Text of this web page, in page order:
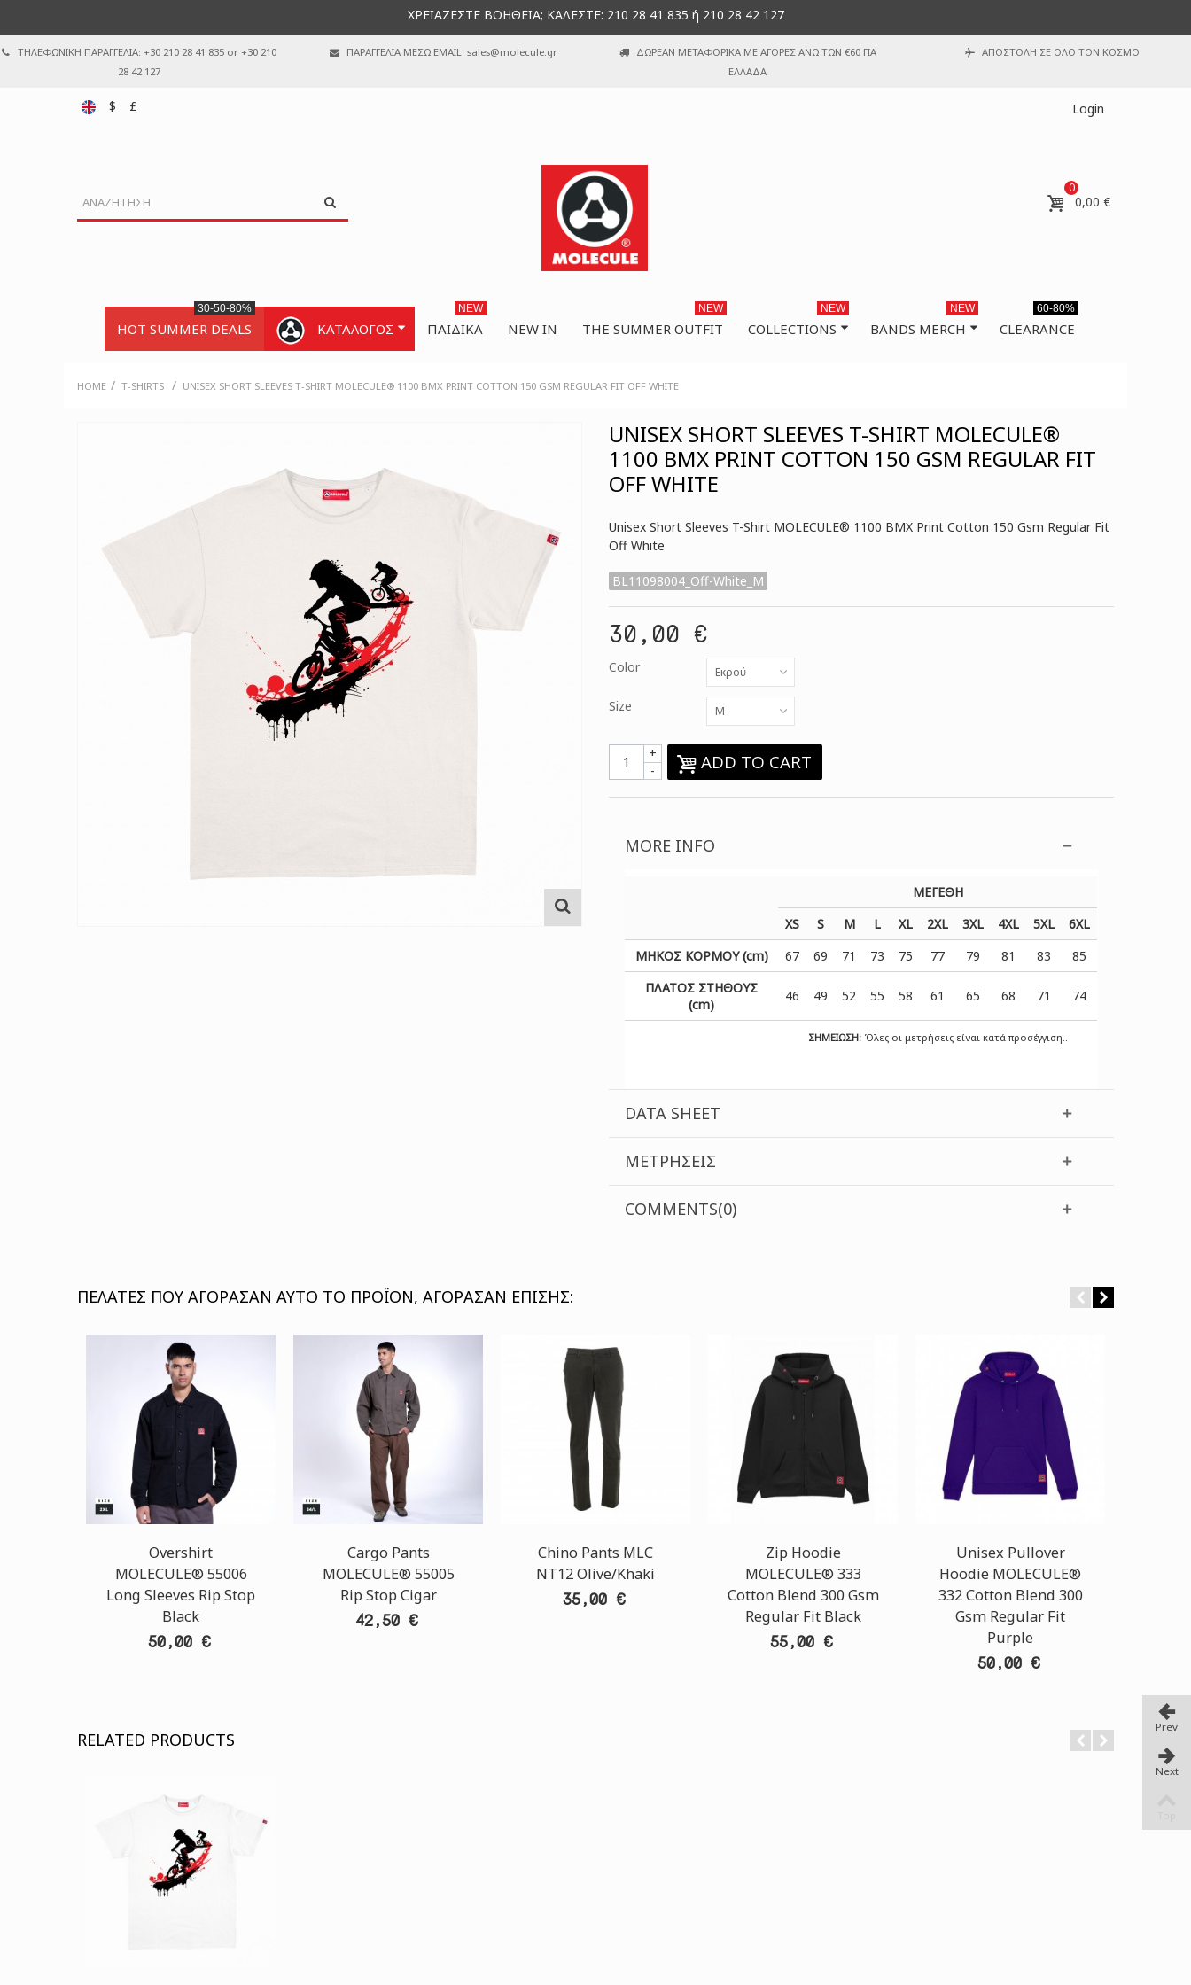
ΧΡΕΙΑΖΕΣΤΕ ΒΟΗΘΕΙΑ; ΚΑΛΕΣΤΕ: 210 28 41 835 ή 210 28 42 127
ΤΗΛΕΦΩΝΙΚΗ ΠΑΡΑΓΓΕΛΙΑ: +30 210 28 41 835 or +30 210
28 42 127
ΠΑΡΑΓΓΕΛΙΑ ΜΕΣΩ EMAIL: sales@molecule.gr
ΔΩΡΕΑΝ ΜΕΤΑΦΟΡΙΚΑ ΜΕ ΑΓΟΡΕΣ ΑΝΩ ΤΩΝ €60 ΓΙΑ
ΕΛΛΑΔΑ
ΑΠΟΣΤΟΛΗ ΣΕ ΟΛΟ ΤΟΝ ΚΟΣΜΟ
Login
$ £
0
0,00 €
HOT SUMMER DEALS
30-50-80%
ΚΑΤΑΛΟΓΟΣ ΠΑΙΔΙΚΆ
NEW
NEW IN THE SUMMER OUTFIT
NEW
COLLECTIONS
NEW
BANDS MERCH
NEW
CLEARANCE
60-80%
HOME / T-SHIRTS / UNISEX SHORT SLEEVES T-SHIRT MOLECULE® 1100 BMX PRINT COTTON 150 GSM REGULAR FIT OFF WHITE
UNISEX SHORT SLEEVES T-SHIRT MOLECULE®
1100 BMX PRINT COTTON 150 GSM REGULAR FIT
OFF WHITE
Unisex Short Sleeves T-Shirt MOLECULE® 1100 BMX Print Cotton 150 Gsm Regular Fit
Off White
BL11098004_Off-White_M
30,00 €
Color Εκρού
Size M
-
+ ADD TO CART
MORE INFO
ΜΕΓΕΘΗ
XS
S M L XL 2XL 3XL 4XL 5XL 6XL
ΣΗΜΕΙΩΣΗ:Όλες οι μετρήσεις είναι κατά προσέγγιση..
ΜΗΚΟΣ ΚΟΡΜΟΥ (cm) 67 69 71 73 75 77 79 81 83
85
ΠΛΑΤΟΣ ΣΤΗΘΟΥΣ
(cm)
46 49 52 55 58 61 65 68 71 74
DATA SHEET
MΕΤΡΉΣΕΙΣ
COMMENTS(0)
ΠΕΛΆΤΕΣ ΠΟΥ ΑΓΌΡΑΣΑΝ ΑΥΤΌ ΤΟ ΠΡΟΪΌΝ, ΑΓΌΡΑΣΑΝ ΕΠΊΣΗΣ:
Overshirt
MOLECULE® 55006
Long Sleeves Rip Stop
Black
50,00 €
Cargo Pants
MOLECULE® 55005
Rip Stop Cigar
42,50 €
Chino Pants MLC
NT12 Olive/Khaki
35,00 €
Zip Hoodie
MOLECULE® 333
Cotton Blend 300 Gsm
Regular Fit Black
55,00 €
Unisex Pullover
Hoodie MOLECULE®
332 Cotton Blend 300
Gsm Regular Fit
Purple
50,00 €
RELATED PRODUCTS
Prev
Next